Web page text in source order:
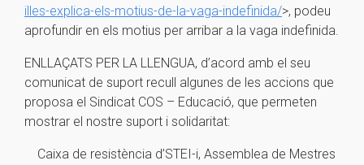
illes-explica-els-motius-de-la-vaga-indefinida/>, podeu
aprofundir en els motius per arribar a la vaga indefinida.
ENLLAÇATS PER LA LLENGUA, d’acord amb el seu
comunicat de suport recull algunes de les accions que
proposa el Sindicat COS – Educació, que permeten
mostrar el nostre suport i solidaritat:
Caixa de resistència d’STEI-i, Assemblea de Mestres